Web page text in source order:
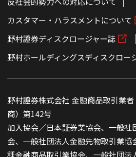
カスタマー・ハラスメントについて
野村證券ディスクロージャー誌
野村ホールディングスディスクロー
野村證券株式会社 金融商品取引業
商）第142号
加入協会／日本証券業協会、一般社
会、一般社団法人金融先物取引業